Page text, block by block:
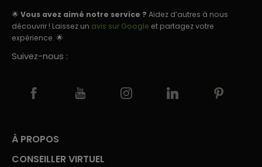
🌟Vous avez aimé notre service ? Aidez d’autres à nous
découvrir ! Laissez un avis sur Google et partagez votre
expérience. 🌟
Suivez-nous :
À PROPOS
CONSEILLER VIRTUEL